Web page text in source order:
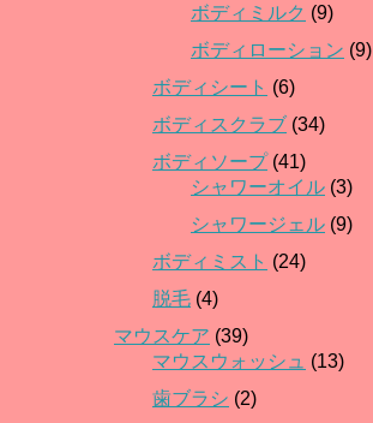
ボディミルク (9)
ボディローション (9)
ボディシート (6)
ボディスクラブ (34)
ボディソープ(41)
シャワーオイル (3)
シャワージェル (9)
ボディミスト (24)
脱毛 (4)
マウスケア (39)
マウスウォッシュ (13)
歯ブラシ (2)